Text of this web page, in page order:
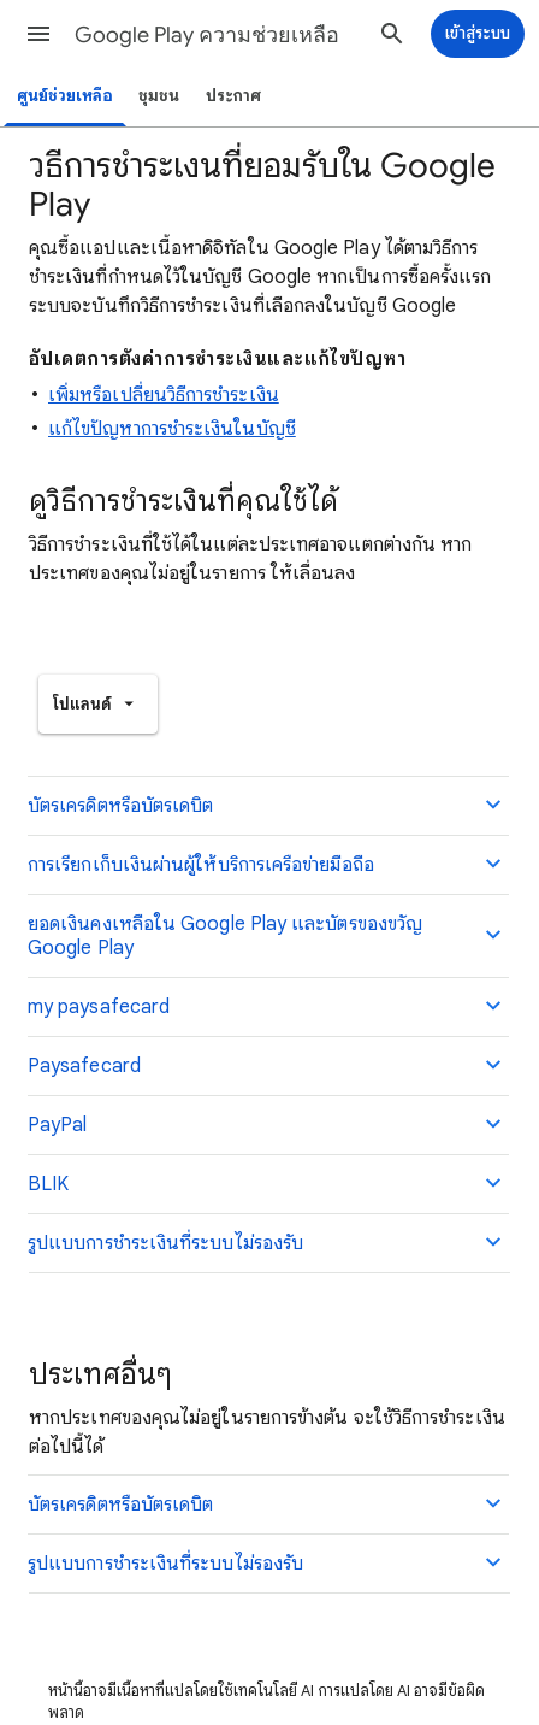
Google Play ความช่วยเหลือ เข้าสู่ระบบ
ศูนย์ช่วยเหลือ ชุมชน ประกาศ
วิธีการชำระเงินที่ยอมรับใน Google
Play
คุณซื้อแอปและเนื้อหาดิจิทัลใน Google Play ได้ตามวิธีการ
ชำระเงินที่กำหนดไว้ในบัญชี Google หากเป็นการซื้อครั้งแรก
ระบบจะบันทึกวิธีการชำระเงินที่เลือกลงในบัญชี Google
อัปเดตการตั้งค่าการชำระเงินและแก้ไขปัญหา
เพิ่มหรือเปลี่ยนวิธีการชำระเงิน
แก้ไขปัญหาการชำระเงินในบัญชี
ดูวิธีการชำระเงินที่คุณใช้ได้
วิธีการชำระเงินที่ใช้ได้ในแต่ละประเทศอาจแตกต่างกัน หาก
ประเทศของคุณไม่อยู่ในรายการ ให้เลื่อนลง
โปแลนด์
บัตรเครดิตหรือบัตรเดบิต
การเรียกเก็บเงินผ่านผู้ให้บริการเครือข่ายมือถือ
ยอดเงินคงเหลือใน Google Play และบัตรของขวัญ
Google Play
my paysafecard
Paysafecard
PayPal
BLIK
รูปแบบการชำระเงินที่ระบบไม่รองรับ
ประเทศอื่นๆ
หากประเทศของคุณไม่อยู่ในรายการข้างต้น จะใช้วิธีการชำระเงิน
ต่อไปนี้ได้
บัตรเครดิตหรือบัตรเดบิต
รูปแบบการชำระเงินที่ระบบไม่รองรับ
หน้านี้อาจมีเนื้อหาที่แปลโดยใช้เทคโนโลยี AI การแปลโดย AI อาจมีข้อผิด
พลาด